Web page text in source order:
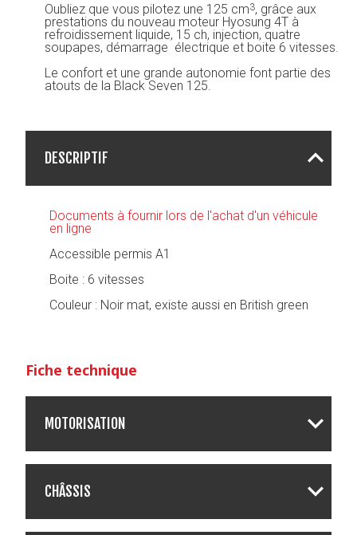
Oubliez que vous pilotez une 125 cm3, grâce aux
prestations du nouveau moteur Hyosung 4T à
refroidissement liquide, 15 ch, injection, quatre
soupapes, démarrage électrique et boite 6 vitesses.
Le confort et une grande autonomie font partie des
atouts de la Black Seven 125.
DESCRIPTIF
Documents à fournir lors de l'achat d'un véhicule
en ligne
Accessible permis A1
Boite : 6 vitesses
Couleur : Noir mat, existe aussi en British green
Fiche technique
MOTORISATION
Type de moteur :
Monocylindre 4 T,
Cylindrée : 124 cm³
CHÂSSIS